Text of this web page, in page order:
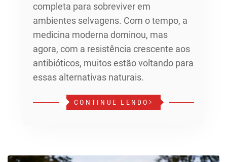
completa para sobreviver em
ambientes selvagens. Com o tempo, a
medicina moderna dominou, mas
agora, com a resistência crescente aos
antibióticos, muitos estão voltando para
essas alternativas naturais.
CONTINUE LENDO